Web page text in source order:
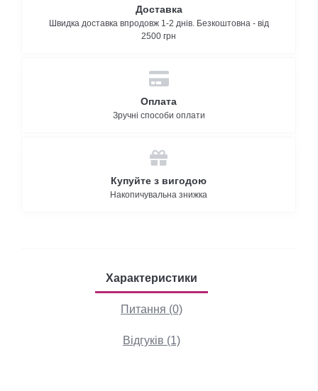
Доставка
Швидка доставка впродовж 1-2 днів. Безкоштовна - від
2500 грн
Оплата
Зручні способи оплати
Купуйте з вигодою
Накопичувальна знижка
Характеристики
Питання (0)
Відгуків (1)